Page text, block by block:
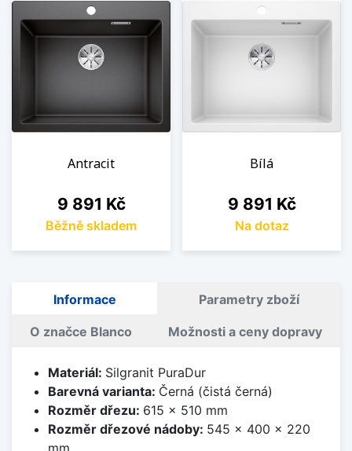
Antracit
Cena
9 891 Kč
Běžně skladem
Bílá
Cena
9 891 Kč
Na dotaz
Informace Parametry zboží
O značce Blanco Možnosti a ceny dopravy
Materiál: Silgranit PuraDur
Barevná varianta: Černá (čistá černá)
Rozměr dřezu: 615 x 510 mm
Rozměr dřezové nádoby: 545 x 400 x 220
mm